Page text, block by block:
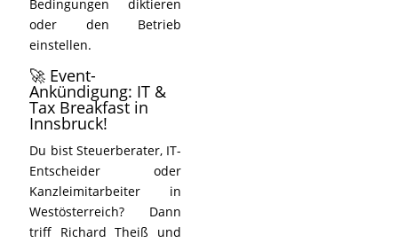
Bedingungen diktieren
oder den Betrieb
einstellen.
🚀 Event-
Ankündigung: IT &
Tax Breakfast in
Innsbruck!
Du bist Steuerberater, IT-
Entscheider oder
Kanzleimitarbeiter in
Westösterreich? Dann
triff Richard Theiß und